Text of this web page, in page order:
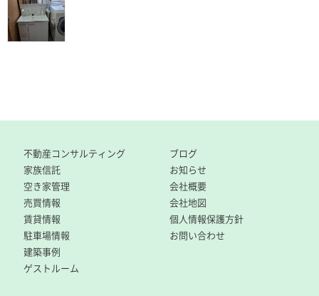
不動産コンサルティング
家族信託
空き家管理
売買情報
賃貸情報
駐車場情報
建築事例
ゲストルーム
ブログ
お知らせ
会社概要
会社地図
個人情報保護方針
お問い合わせ